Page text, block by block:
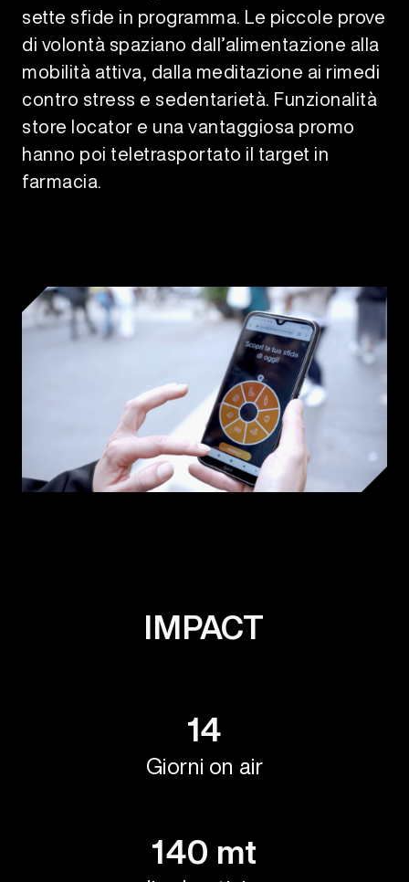
sette sfide in programma. Le piccole prove
di volontà spaziano dall’alimentazione alla
mobilità attiva, dalla meditazione ai rimedi
contro stress e sedentarietà. Funzionalità
store locator e una vantaggiosa promo
hanno poi teletrasportato il target in
farmacia.
IMPACT
14
Giorni on air
140 mt